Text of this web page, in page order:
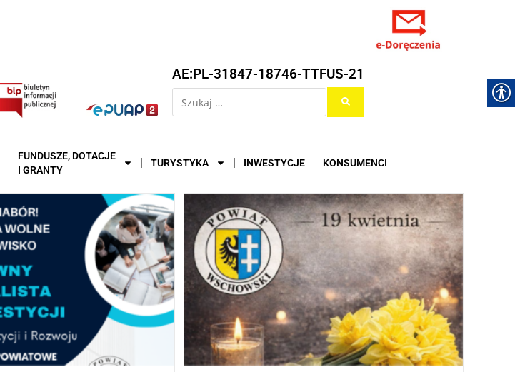
AE:PL-31847-18746-TTFUS-21
FUNDUSZE, DOTACJE
I GRANTY
TURYSTYKA INWESTYCJE KONSUMENCI